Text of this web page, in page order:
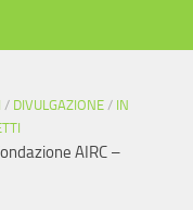
/ DIVULGAZIONE / IN
AIRC –